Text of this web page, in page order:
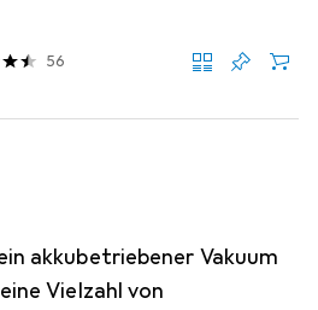
56
akkubetriebener Vakuum
Vielzahl von